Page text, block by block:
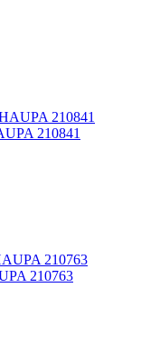
210841
210763